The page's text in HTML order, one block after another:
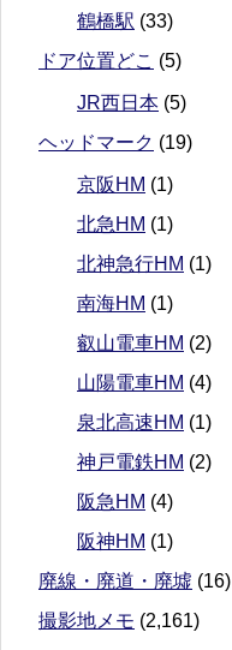
鶴橋駅 (33)
ドア位置どこ (5)
JR西日本 (5)
ヘッドマーク (19)
京阪HM (1)
北急HM (1)
北神急行HM (1)
南海HM (1)
叡山電車HM (2)
山陽電車HM (4)
泉北高速HM (1)
神戸電鉄HM (2)
阪急HM (4)
阪神HM (1)
廃線・廃道・廃墟 (16)
撮影地メモ (2,161)